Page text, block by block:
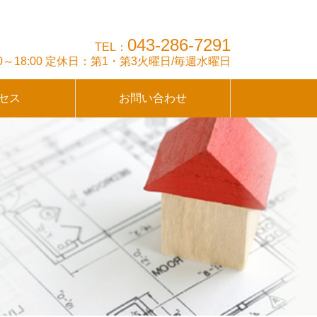
TEL： 043-286-7291
～18:00 定休日：第1・第3火曜日/毎週水曜日
ス お問い合わせ